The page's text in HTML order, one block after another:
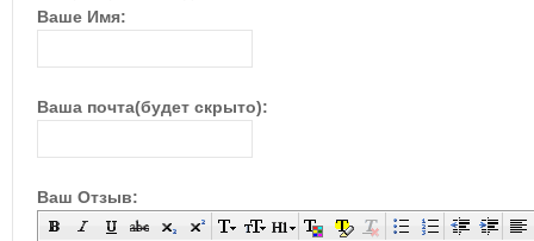
Ваше Имя:
Ваша почта(будет скрыто):
Ваш Отзыв: